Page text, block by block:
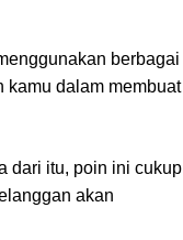
berbagai
kamu dalam membuat
dari itu, poin ini cukup
akan